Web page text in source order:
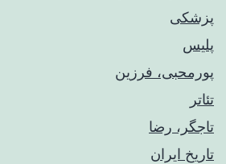
پزشکی
پلیس
پورمحبی، فرزین
تئاتر
تاجگر، رضا
تاریخ ایران